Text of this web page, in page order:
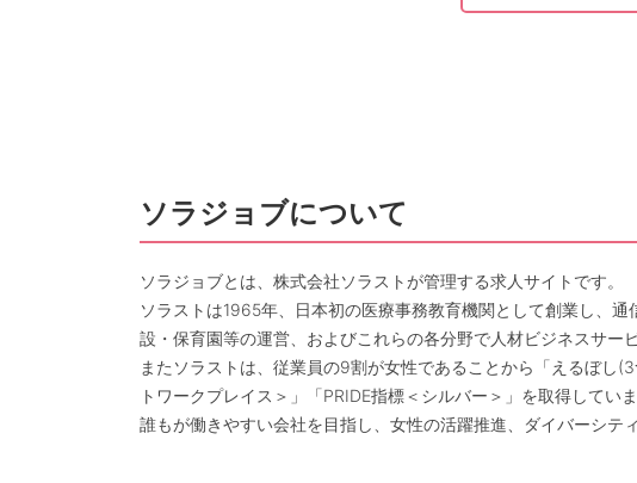
ソラジョブについて
ソラジョブとは、株式会社ソラストが管理する求人サイトです。
ソラストは1965年、日本初の医療事務教育機関として創業し、
設・保育園等の運営、およびこれらの各分野で人材ビジネスサー
またソラストは、従業員の9割が女性であることから「えるぼし
トワークプレイス＞」「PRIDE指標＜シルバー＞」を取得していま
誰もが働きやすい会社を目指し、女性の活躍推進、ダイバーシテ